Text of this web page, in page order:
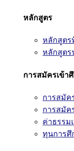
หลักสูตร
หลักสูตร
หลักสูตร
การสมัครเข้า
การสมั
การสมัค
ค่าธรรม
ทุนการศึ